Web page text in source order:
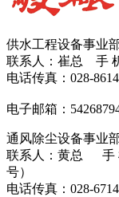
供水工程设备事业
联系人：崔总 手 机
电话传
电子邮箱：
通风除尘设备事业
联系人：黄总 手
号）
电话传真：028-